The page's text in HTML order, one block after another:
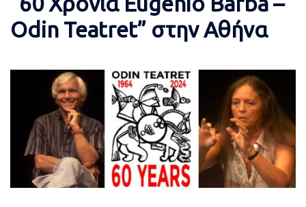
Odin Teatret” στην Αθήνα